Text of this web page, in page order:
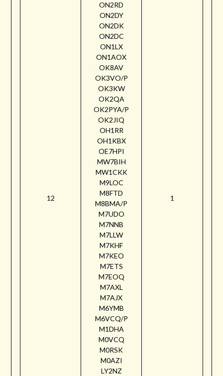
12
ON2RD
ON2DY
ON2DK
ON2DC
ON1LX
ON1AOX
OK8AV
OK3VO/P
OK3KW
OK2QA
OK2PYA/P
OK2JIQ
OH1RR
OH1KBX
OE7HPI
MW7BIH
MW1CKK
M9LOC
M8FTD
M8BMA/P
M7UDO
M7NNB
M7LLW
M7KHF
M7KEO
M7ETS
M7EOQ
M7AXL
M7AJX
M6YMB
M6VCQ/P
M1DHA
M0VCQ
M0RSK
M0AZI
LY2NZ
1